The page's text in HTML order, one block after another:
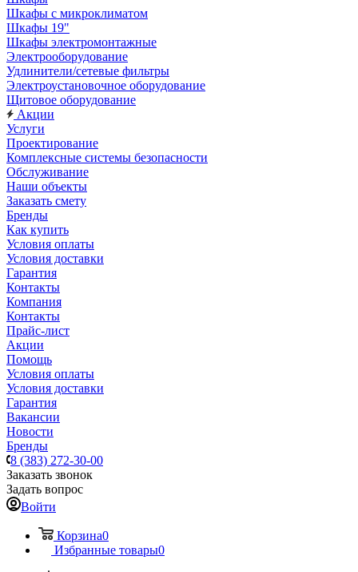
Шкафы с микроклиматом
Шкафы 19"
Шкафы электромонтажные
Электрооборудование
Удлинители/сетевые фильтры
Электроустановочное оборудование
Щитовое оборудование
Акции
Услуги
Проектирование
Комплексные системы безопасности
Обслуживание
Наши объекты
Заказать смету
Бренды
Как купить
Условия оплаты
Условия доставки
Гарантия
Контакты
Компания
Контакты
Прайс-лист
Акции
Помощь
Условия оплаты
Условия доставки
Гарантия
Вакансии
Новости
Бренды
8 (383) 272-30-00
Заказать звонок
Задать вопрос
Войти
Корзина0
Избранные товары0